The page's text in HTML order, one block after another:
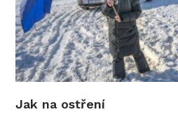
Jak na ostření